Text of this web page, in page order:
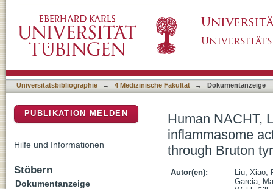
regulated by and potentially targetable
Universitätsbibliographie → 4 Medizinische Fakultät → Dokumentanzeige
Human NACHT,
inflammasome
through Bruton
Autor(en): Liu, Xiao;
Garcia,
PUBLIKATION MELDEN
Hilfe und Informationen
Stöbern
Dokumentanzeige